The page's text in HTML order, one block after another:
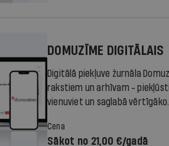
DOMUZĪME DIGITĀLAIS
Digitālā piekļuve žurnāla
rakstiem un arhīvam -
vienuviet un saglabā vērtīgāko.
Cena
Sākot no 21,00 €/gadā